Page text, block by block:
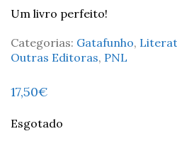
Um livro perfeito!
Categorias: Gatafunho,
Outras Editoras, PNL
17,50€
Esgotado